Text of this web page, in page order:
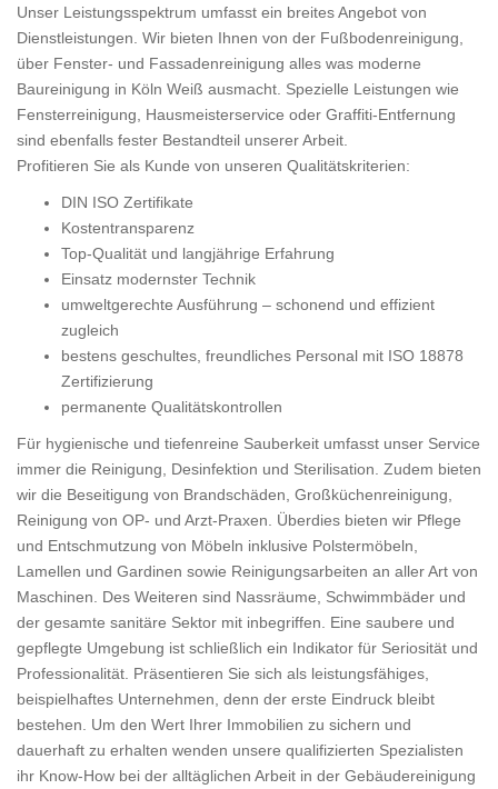
Unser Leistungsspektrum umfasst ein breites Angebot von
Dienstleistungen. Wir bieten Ihnen von der Fußbodenreinigung,
über Fenster- und Fassadenreinigung alles was moderne
Baureinigung in Köln Weiß ausmacht. Spezielle Leistungen wie
Fensterreinigung, Hausmeisterservice oder Graffiti-Entfernung
sind ebenfalls fester Bestandteil unserer Arbeit.
Profitieren Sie als Kunde von unseren Qualitätskriterien:
DIN ISO Zertifikate
Kostentransparenz
Top-Qualität und langjährige Erfahrung
Einsatz modernster Technik
umweltgerechte Ausführung – schonend und effizient
zugleich
bestens geschultes, freundliches Personal mit ISO 18878
Zertifizierung
permanente Qualitätskontrollen
Für hygienische und tiefenreine Sauberkeit umfasst unser Service
immer die Reinigung, Desinfektion und Sterilisation. Zudem bieten
wir die Beseitigung von Brandschäden, Großküchenreinigung,
Reinigung von OP- und Arzt-Praxen. Überdies bieten wir Pflege
und Entschmutzung von Möbeln inklusive Polstermöbeln,
Lamellen und Gardinen sowie Reinigungsarbeiten an aller Art von
Maschinen. Des Weiteren sind Nassräume, Schwimmbäder und
der gesamte sanitäre Sektor mit inbegriffen. Eine saubere und
gepflegte Umgebung ist schließlich ein Indikator für Seriosität und
Professionalität. Präsentieren Sie sich als leistungsfähiges,
beispielhaftes Unternehmen, denn der erste Eindruck bleibt
bestehen. Um den Wert Ihrer Immobilien zu sichern und
dauerhaft zu erhalten wenden unsere qualifizierten Spezialisten
ihr Know-How bei der alltäglichen Arbeit in der Gebäudereinigung